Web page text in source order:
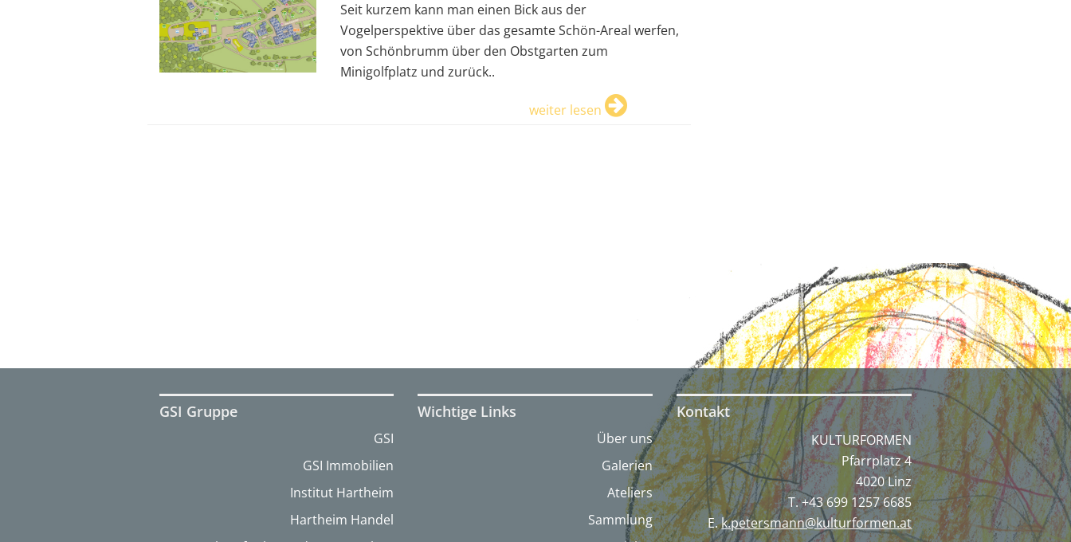
Seit kurzem kann man einen Bick aus der
Vogelperspektive über das gesamte Schön-Areal werfen,
von Schönbrumm über den Obstgarten zum
Minigolfplatz und zurück..
weiter lesen
GSI Gruppe
GSI
GSI Immobilien
Institut Hartheim
Hartheim Handel
Wichtige Links
Über uns
Galerien
Ateliers
Sammlung
Kontakt
KULTURFORMEN
Pfarrplatz 4
4020 Linz
T. +43 699 1257 6685‬
E.k.petersmann@kulturformen.at